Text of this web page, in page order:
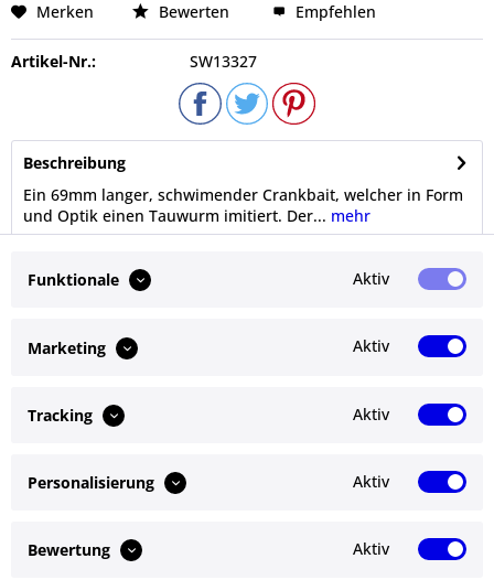
Merken Bewerten Empfehlen
Artikel-Nr.: SW13327
Beschreibung
Ein 69mm langer, schwimender Crankbait, welcher in Form
und Optik einen Tauwurm imitiert. Der... mehr
Bewertungen
0
Ähnliche Artikel
Kunden kauften auch
Service Hotline
Shop Service
Funktionale Aktiv
Marketing Aktiv
Tracking Aktiv
Personalisierung Aktiv
Bewertung Aktiv